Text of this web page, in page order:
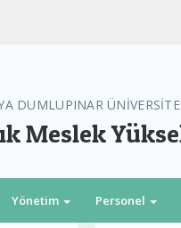
DUMLUPINAR
Meslek
Yönetim Personel